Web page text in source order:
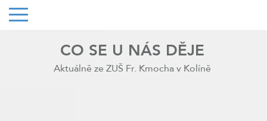
CO SE U NÁS DĚJE
Aktuálně ze ZUŠ Fr. Kmocha v Kolíně